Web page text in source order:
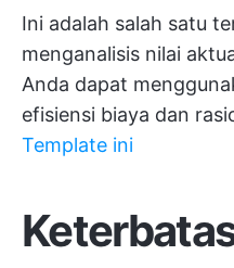
Ini adalah salah satu
menganalisis nilai
Anda dapat
efisiensi biaya dan
Template ini